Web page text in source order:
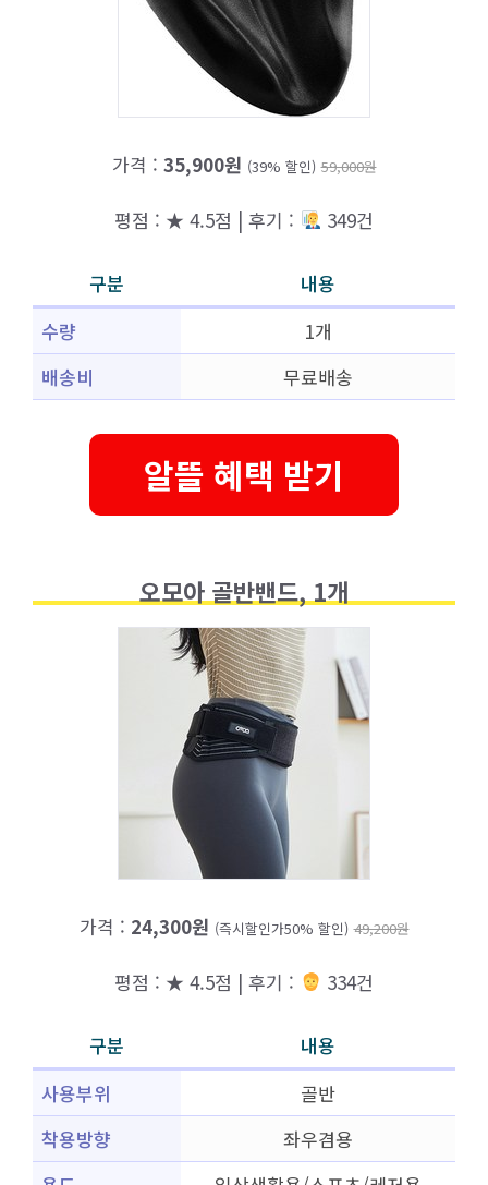
가격 : 35,900원 (39% 할인) 59,000원
평점 : ★ 4.5점 | 후기 : 349건
구분
내용
수량
1개
배송비
무료배송
알뜰 혜택 받기
오모아 골반밴드, 1개
가격 : 24,300원 (즉시할인가50% 할인) 49,200원
평점 : ★ 4.5점 | 후기 : 334건
구분
내용
사용부위
골반
착용방향
좌우겸용